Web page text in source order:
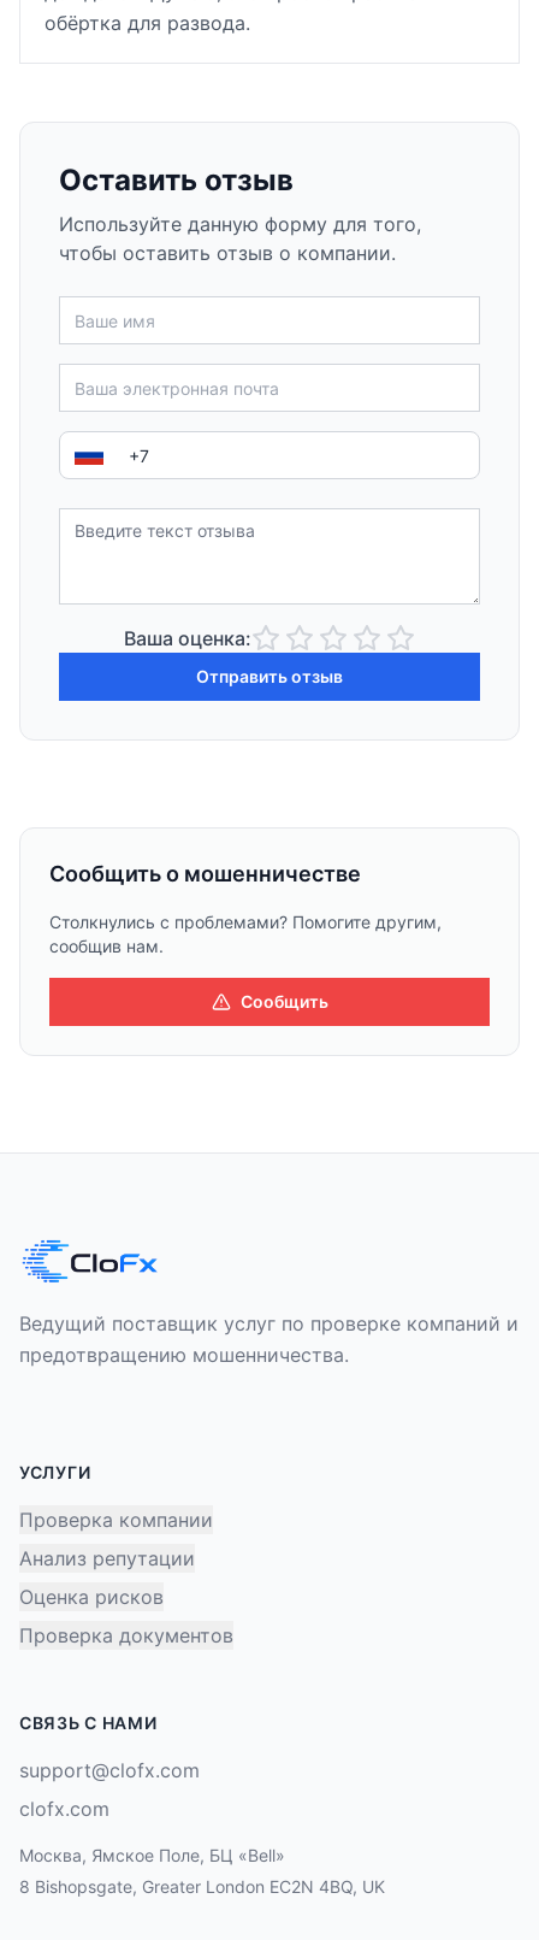
обёртка для развода.
Оставить отзыв
Используйте данную форму для того,
чтобы оставить отзыв о компании.
Ваша оценка:
Отправить отзыв
Сообщить о мошенничестве
Столкнулись с проблемами? Помогите другим,
сообщив нам.
Сообщить
Ведущий поставщик услуг по проверке компаний и
предотвращению мошенничества.
УСЛУГИ
Проверка компании
Анализ репутации
Оценка рисков
Проверка документов
СВЯЗЬ С НАМИ
support@clofx.com
clofx.com
Москва, Ямское Поле, БЦ «Bell»
8 Bishopsgate, Greater London EC2N 4BQ, UK